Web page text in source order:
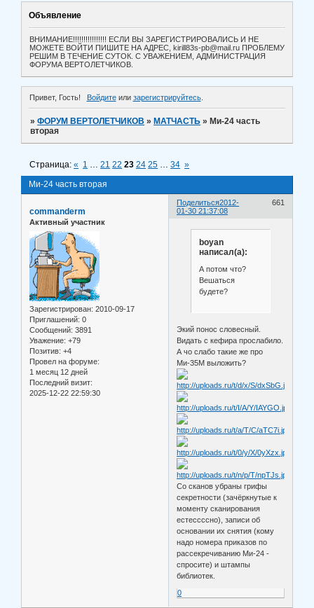
Объявление
ВНИМАНИЕ!!!!!!!!!!!!!!!! ЕСЛИ ВЫ ЗАРЕГИСТРИРОВАЛИСЬ И НЕ
МОЖЕТЕ ВОЙТИ ПИШИТЕ НА АДРЕС, kirill83s-pb@mail.ru ПРОБЛЕМУ
РЕШИМ В ТЕЧЕНИЕ СУТОК. С УВАЖЕНИЕМ, АДМИНИСТРАЦИЯ
ФОРУМА ВЕРТОЛЕТЧИКОВ.
Привет, Гость! Войдитеили зарегистрируйтесь.
»ФОРУМ ВЕРТОЛЕТЧИКОВ » МАТЧАСТЬ » Ми-24 часть
вторая
Ми-24 часть вторая
Страница:« 1 … 21 22 23 24 25 … 34 »
Поделиться 661
2012-
01-30 21:37:08
commanderm
Активный участник
Зарегистрирован: 2010-09-17
Приглашений: 0
Сообщений: 3891
Уважение: +79
Позитив: +4
Провел на форуме:
1 месяц 12 дней
Последний визит:
2025-12-22 22:59:30
boyan
написал(а):
А потом что?
Вешаться
будете?
Экий понос словесный.
Видать с кефира прослабило.
А чо слабо такие же про
Ми-35М выложить?
Со сканов убраны грифы
секретности (зачёркнутые к
моменту сканирования
естессссно), записи об
основании их снятия (кому
надо номера приказов по
рассекречиванию Ми-24 -
спросите) и штампы
библиотек.
0